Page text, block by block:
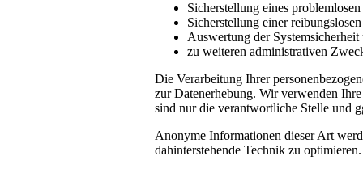
Sicherstellung eines
Sicherstellung einer
Auswertung der
zu weiteren administrativen
Die Verarbeitung Ihrer
zur Datenerhebung. Wir verwenden
sind nur die verantwortliche Stelle und
Anonyme Informationen dieser Art
dahinterstehende Technik zu optimieren.